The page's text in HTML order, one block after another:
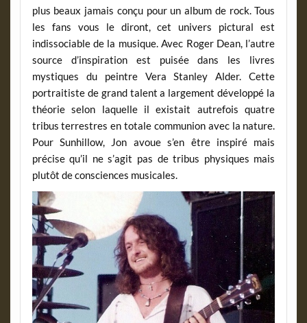
plus beaux jamais conçu pour un album de rock. Tous
les fans vous le diront, cet univers pictural est
indissociable de la musique. Avec Roger Dean, l’autre
source d’inspiration est puisée dans les livres
mystiques du peintre Vera Stanley Alder. Cette
portraitiste de grand talent a largement développé la
théorie selon laquelle il existait autrefois quatre
tribus terrestres en totale communion avec la nature.
Pour Sunhillow, Jon avoue s’en être inspiré mais
précise qu’il ne s’agit pas de tribus physiques mais
plutôt de consciences musicales.